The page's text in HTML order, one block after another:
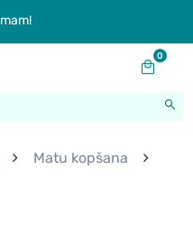
0
Matu kopšana